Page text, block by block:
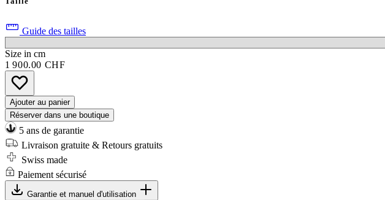
Guide des tailles
Size in cm
1 900.00 CHF
Ajouter au panier
Réserver dans une boutique
5 ans de garantie
Livraison gratuite & Retours gratuits
Swiss made
Paiement sécurisé
Garantie et manuel d'utilisation